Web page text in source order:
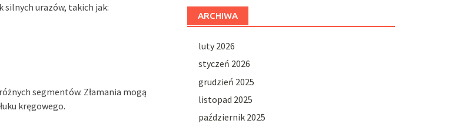
silnych urazów, takich jak:
segmentów. Złamania mogą
kręgowego.
ARCHIWA
luty 2026
styczeń 2026
grudzień 2025
listopad 2025
październik 2025